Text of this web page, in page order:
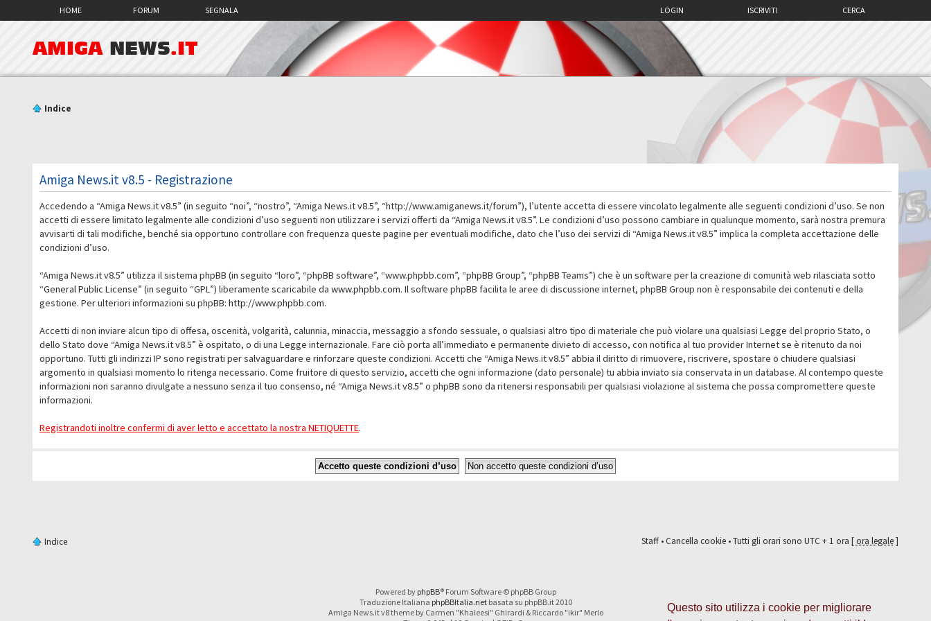
Questo sito utilizza i cookie per migliorare
HOME FORUM SEGNALA CERCA
ISCRIVITI
LOGIN
AMIGA NEWS.IT
Indice
Amiga News.it v8.5 - Registrazione
Accedendo a “Amiga News.it v8.5” (in seguito “noi”, “nostro”, “Amiga News.it v8.5”, “http://www.amiganews.it/forum”), l’utente accetta di essere vincolato legalmente alle seguenti condizioni d’uso. Se non
accetti di essere limitato legalmente alle condizioni d’uso seguenti non utilizzare i servizi offerti da “Amiga News.it v8.5”. Le condizioni d’uso possono cambiare in qualunque momento, sarà nostra premura
avvisarti di tali modifiche, benché sia opportuno controllare con frequenza queste pagine per eventuali modifiche, dato che l’uso dei servizi di “Amiga News.it v8.5” implica la completa accettazione delle
condizioni d’uso.
“Amiga News.it v8.5” utilizza il sistema phpBB (in seguito “loro”, “phpBB software”, “www.phpbb.com”, “phpBB Group”, “phpBB Teams”) che è un software per la creazione di comunità web rilasciata sotto
“General Public License” (in seguito “GPL”) liberamente scaricabile dawww.phpbb.com. Il software phpBB facilita le aree di discussione internet, phpBB Group non è responsabile dei contenuti e della
gestione. Per ulteriori informazioni su phpBB:http://www.phpbb.com.
Accetti di non inviare alcun tipo di offesa, oscenità, volgarità, calunnia, minaccia, messaggio a sfondo sessuale, o qualsiasi altro tipo di materiale che può violare una qualsiasi Legge del proprio Stato, o
dello Stato dove “Amiga News.it v8.5” è ospitato, o di una Legge internazionale. Fare ciò porta all’immediato e permanente divieto di accesso, con notifica al tuo provider Internet se è ritenuto da noi
opportuno. Tutti gli indirizzi IP sono registrati per salvaguardare e rinforzare queste condizioni. Accetti che “Amiga News.it v8.5” abbia il diritto di rimuovere, riscrivere, spostare o chiudere qualsiasi
argomento in qualsiasi momento lo ritenga necessario. Come fruitore di questo servizio, accetti che ogni informazione (dato personale) tu abbia inviato sia conservata in un database. Al contempo queste
informazioni non saranno divulgate a nessuno senza il tuo consenso, né “Amiga News.it v8.5” o phpBB sono da ritenersi responsabili per qualsiasi violazione al sistema che possa compromettere queste
informazioni.
Registrandoti inoltre confermi di aver letto e accettato la nostra NETIQUETTE.
Indice Staff•Cancella cookie• Tutti gli orari sono UTC + 1 ora [ora legale]
Powered by phpBB® Forum Software © phpBB Group
Traduzione Italiana phpBBItalia.netbasata su phpBB.it 2010
Amiga News.it v8 theme by Carmen "Khaleesi" Ghirardi & Riccardo "ikir" Merlo